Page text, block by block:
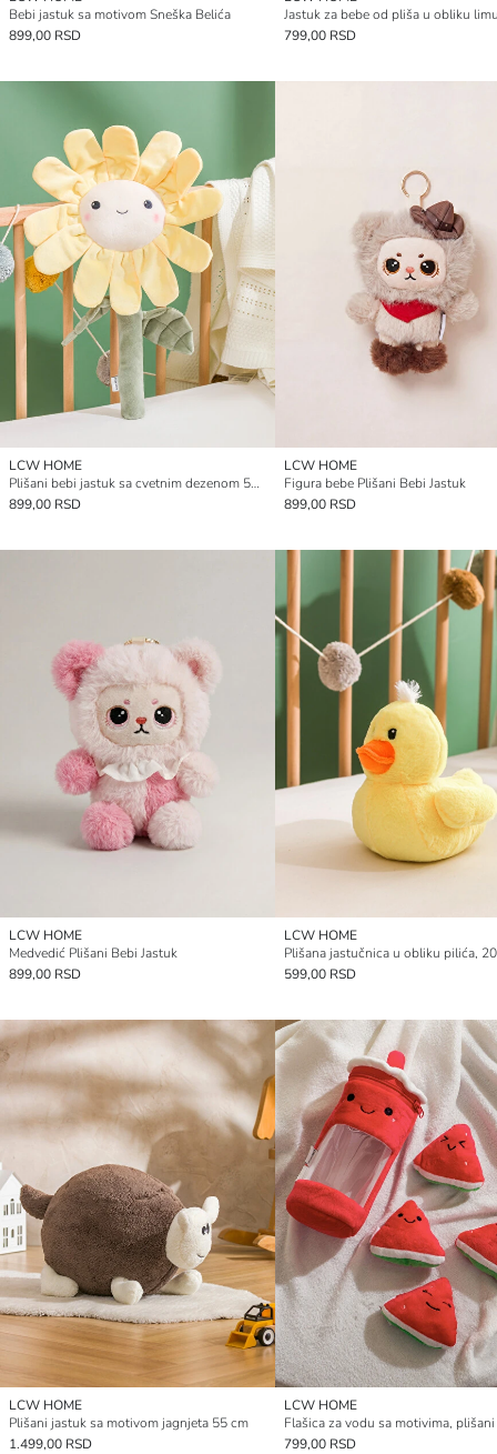
Bebi jastuk sa motivom Sneška Belića
899,00 RSD
799,00 RSD
LCW HOME
Plišani bebi jastuk sa cvetnim dezenom 50 cm
899,00 RSD
LCW HOME
Figura bebe Plišani Bebi Jastuk
899,00 RSD
LCW HOME
Medvedić Plišani Bebi Jastuk
899,00 RSD
LCW HOME
Plišana jastučnica u obliku pilića,
599,00 RSD
LCW HOME
Plišani jastuk sa motivom jagnjeta 55 cm
1.499,00 RSD
LCW HOME
799,00 RSD